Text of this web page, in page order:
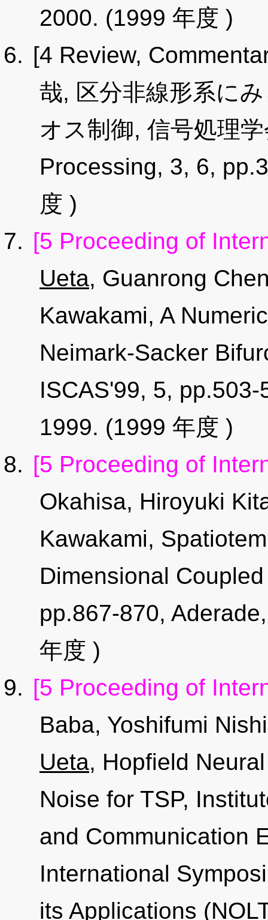
2000. (1999 年度 )
[4 Review,
哉, 区分非線形系に
オス制御, 信号処理
Processing, 3, 6,
度 )
[5 Proceeding of
Ueta, Guanrong
Kawakami, A
Neimark-Sacker
ISCAS'99, 5,
1999. (1999 年度 )
[5 Proceeding of
Okahisa, Hiroyuki
Kawakami,
Dimensional
pp.867-870,
年度 )
[5 Proceeding of
Baba, Yoshifumi
Ueta, Hopfield
Noise for TSP,
and Communication
International
its Applications